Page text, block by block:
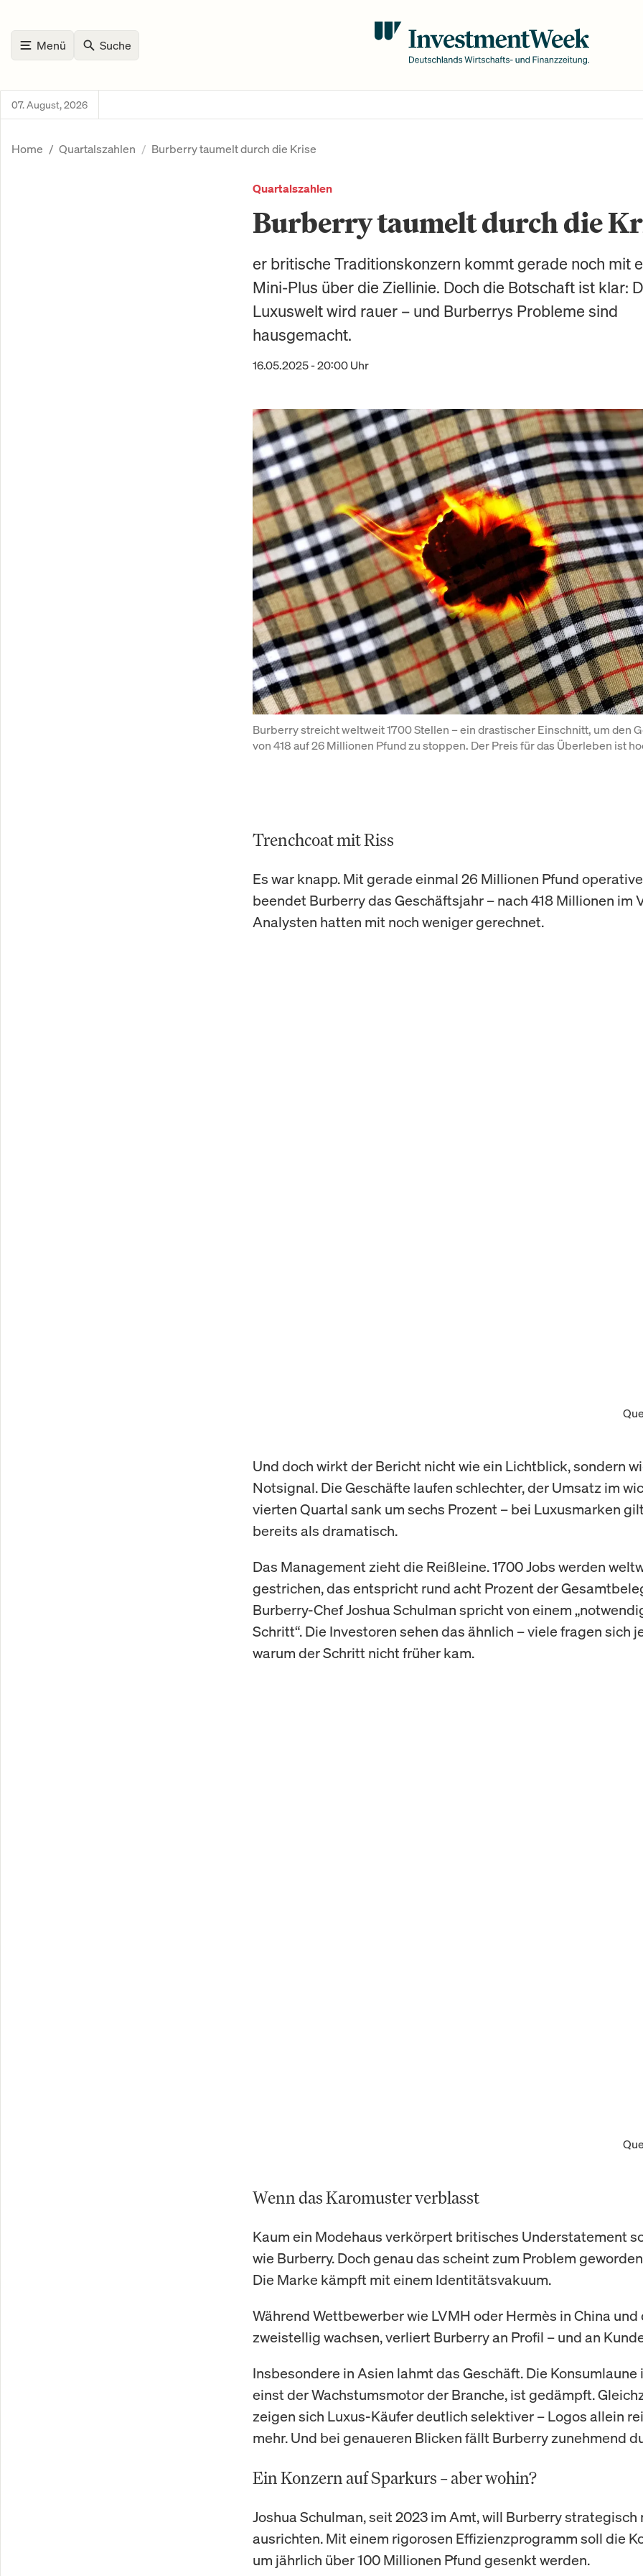
Menü Suche
07. August, 2026
Home Quartalszahlen Burberry taumelt durch die Krise
Quartalszahlen
Burberry taumelt durch die
er britische Traditionskonzern kommt gerade noch mit
Mini-Plus über die Ziellinie. Doch die Botschaft ist klar:
Luxuswelt wird rauer – und Burberrys Probleme sind
hausgemacht.
16.05.2025 - 20:00 Uhr
Burberry streicht weltweit 1700 Stellen – ein drastischer Einschnitt, um den
von 418 auf 26 Millionen Pfund zu stoppen. Der Preis für das Überleben ist
Trenchcoat mit Riss
Es war knapp. Mit gerade einmal 26 Millionen Pfund
beendet Burberry das Geschäftsjahr – nach 418 Millionen im
Analysten hatten mit noch weniger gerechnet.
Und doch wirkt der Bericht nicht wie ein Lichtblick, sondern
Notsignal. Die Geschäfte laufen schlechter, der Umsatz im
vierten Quartal sank um sechs Prozent – bei Luxusmarken
bereits als dramatisch.
Das Management zieht die Reißleine. 1700 Jobs werden
gestrichen, das entspricht rund acht Prozent der
Burberry-Chef Joshua Schulman spricht von einem
Schritt“. Die Investoren sehen das ähnlich – viele fragen sich
warum der Schritt nicht früher kam.
Wenn das Karomuster verblasst
Kaum ein Modehaus verkörpert britisches Understatement
wie Burberry. Doch genau das scheint zum Problem
Die Marke kämpft mit einem Identitätsvakuum.
Während Wettbewerber wie LVMH oder Hermès in China und
zweistellig wachsen, verliert Burberry an Profil – und an
Insbesondere in Asien lahmt das Geschäft. Die Konsumlaune
einst der Wachstumsmotor der Branche, ist gedämpft.
zeigen sich Luxus-Käufer deutlich selektiver – Logos allein
mehr. Und bei genaueren Blicken fällt Burberry zunehmend
Ein Konzern auf Sparkurs – aber wohin?
Joshua Schulman, seit 2023 im Amt, will Burberry strategisch
ausrichten. Mit einem rigorosen Effizienzprogramm soll die
um jährlich über 100 Millionen Pfund gesenkt werden.